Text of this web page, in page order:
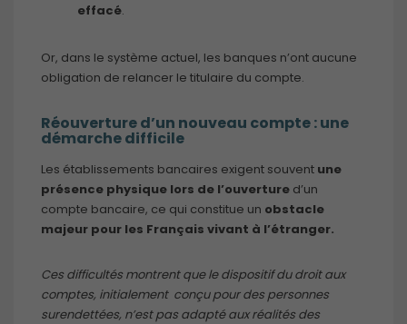
effacé.
Or, dans le système actuel, les banques n’ont aucune
obligation de relancer le titulaire du compte.
Réouverture d’un nouveau compte : une
démarche difficile
Les établissements bancaires exigent souvent une
présence physique lors de l’ouverture d’un
compte bancaire, ce qui constitue un obstacle
majeur pour les Français vivant à l’étranger.
Ces difficultés montrent que le dispositif du droit aux
comptes, initialement conçu pour des personnes
surendettées, n’est pas adapté aux réalités des